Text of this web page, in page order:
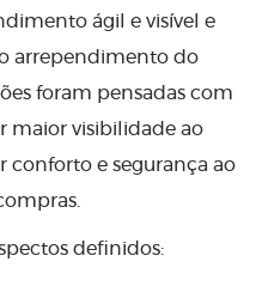
ágil e visível e
arrependimento do
foram pensadas com
maior visibilidade ao
conforto e segurança ao
definidos: